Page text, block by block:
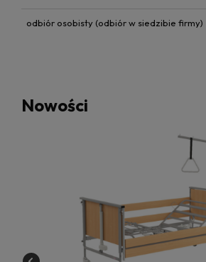
odbiór osobisty(odbiór w siedzibie firmy)
Nowości